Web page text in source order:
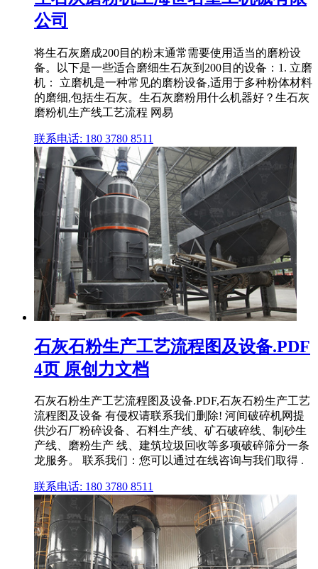
公司
将生石灰磨成200目的粉末通常需要使用适当的磨粉设
备。以下是一些适合磨细生石灰到200目的设备：1. 立磨
机： 立磨机是一种常见的磨粉设备,适用于多种粉体材料
的磨细,包括生石灰。生石灰磨粉用什么机器好？生石灰
磨粉机生产线工艺流程 网易
联系电话: 180 3780 8511
石灰石粉生产工艺流程图及设备.PDF
4页 原创力文档
石灰石粉生产工艺流程图及设备.PDF,石灰石粉生产工艺
流程图及设备 有侵权请联系我们删除! 河间破碎机网提
供沙石厂粉碎设备、石料生产线、矿石破碎线、制砂生
产线、磨粉生产 线、建筑垃圾回收等多项破碎筛分一条
龙服务。 联系我们：您可以通过在线咨询与我们取得 .
联系电话: 180 3780 8511